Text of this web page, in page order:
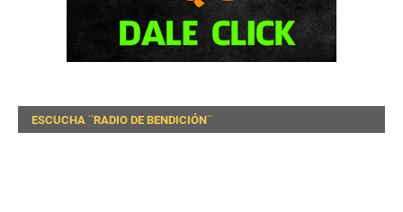
ESCUCHA ¨RADIO DE BENDICIÓN¨